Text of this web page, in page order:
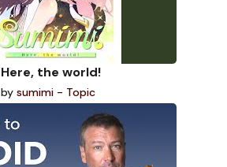
Here, the world!
by sumimi - Topic